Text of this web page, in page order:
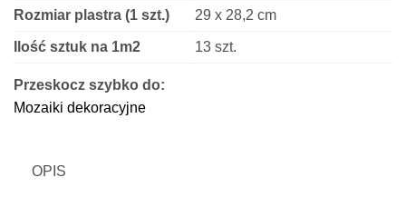
Rozmiar plastra (1 szt.) 29 x 28,2 cm
Ilość sztuk na 1m2 13 szt.
Grubość
Wykończenie
Przeskocz szybko do:
Mozaiki dekoracyjne
OPIS